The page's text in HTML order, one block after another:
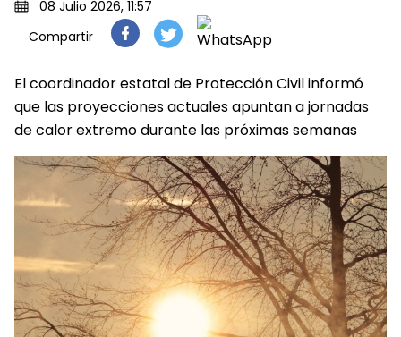
08 Julio 2026, 11:57
Compartir
El coordinador estatal de Protección Civil informó
que las proyecciones actuales apuntan a jornadas
de calor extremo durante las próximas semanas